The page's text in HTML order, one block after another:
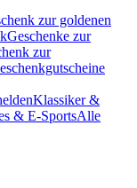
zur goldenen
Geschenke zur
zur
Klassiker &
& E-SportsAlle